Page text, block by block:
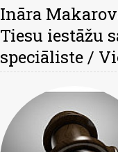
Ināra
Tiesu iestāžu
speciāliste /